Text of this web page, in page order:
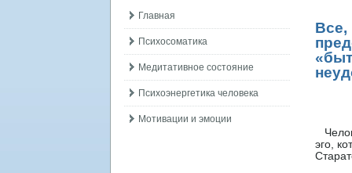
Главная
Психосоматика
Медитативное состояние
Психоэнергетика человека
Мотивации и эмоции
Все,
эго,